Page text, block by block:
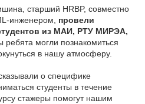
старший HRBP, совместно
инженером, провели
из МАИ, РТУ МИРЭА,
ребята могли познакомиться
в нашу атмосферу.
о специфике
студенты в течение
стажеры помогут нашим